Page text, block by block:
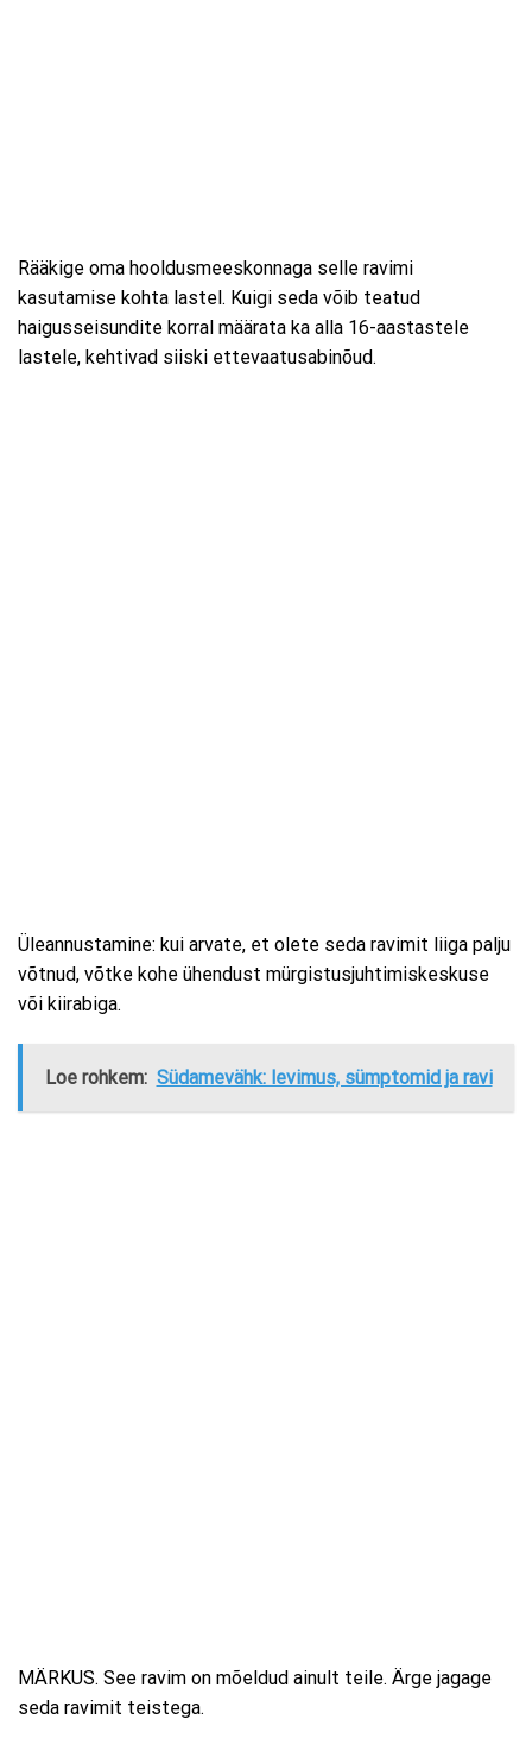
Rääkige oma hooldusmeeskonnaga selle ravimi
kasutamise kohta lastel. Kuigi seda võib teatud
haigusseisundite korral määrata ka alla 16-aastastele
lastele, kehtivad siiski ettevaatusabinõud.
Üleannustamine: kui arvate, et olete seda ravimit liiga palju
võtnud, võtke kohe ühendust mürgistusjuhtimiskeskuse
või kiirabiga.
Loe rohkem: Südamevähk: levimus, sümptomid ja ravi
MÄRKUS. See ravim on mõeldud ainult teile. Ärge jagage
seda ravimit teistega.